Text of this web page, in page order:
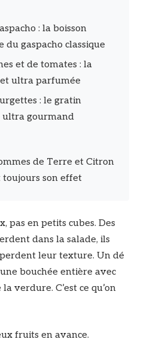
: la boisson
du gaspacho classique
et de tomates : la
ultra parfumée
: le gratin
gourmand
de Terre et Citron
son effet
pas en petits cubes. Des
dans la salade, ils
leur texture. Un dé
bouchée entière avec
verdure. C’est ce qu’on
fruits en avance.